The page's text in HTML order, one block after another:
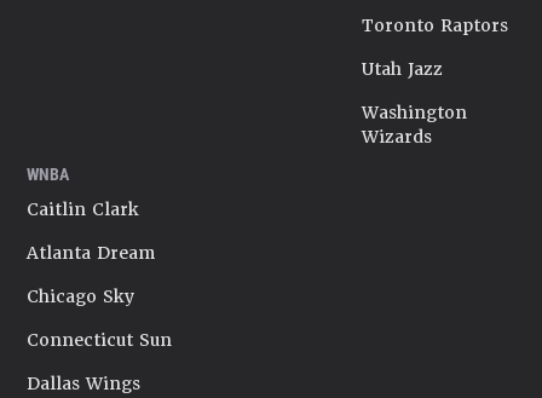
Toronto Raptors
Utah Jazz
Washington
Wizards
WNBA
Caitlin Clark
Atlanta Dream
Chicago Sky
Connecticut Sun
Dallas Wings